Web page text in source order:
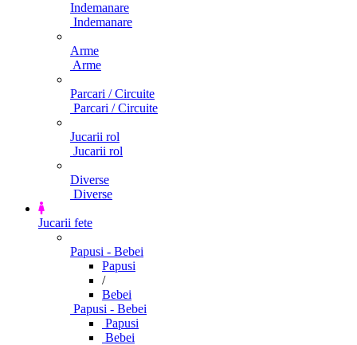
Indemanare
Indemanare
Arme
Arme
Parcari / Circuite
Parcari / Circuite
Jucarii rol
Jucarii rol
Diverse
Diverse
Jucarii fete
Papusi - Bebei
Papusi
/
Bebei
Papusi - Bebei
Papusi
Bebei